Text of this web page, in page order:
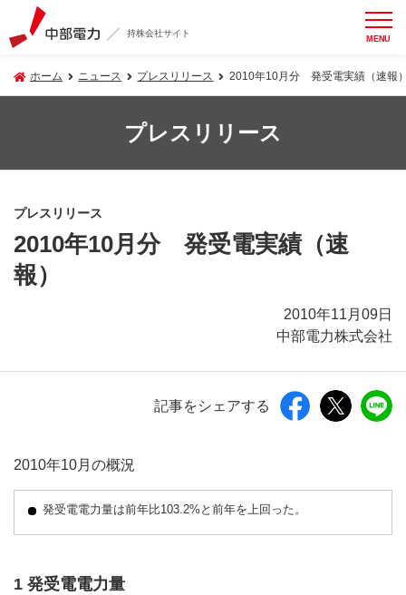
持株会社サイト MENU
ホーム ニュース プレスリリース 2010年10月分 発受電実績（速報
プレスリリース
プレスリリース
2010年10月分 発受電実績（速
報）
2010年11月09日
中部電力株式会社
記事をシェアする
2010年10月の概況
発受電電力量は前年比103.2%と前年を上回った。
1 発受電電力量